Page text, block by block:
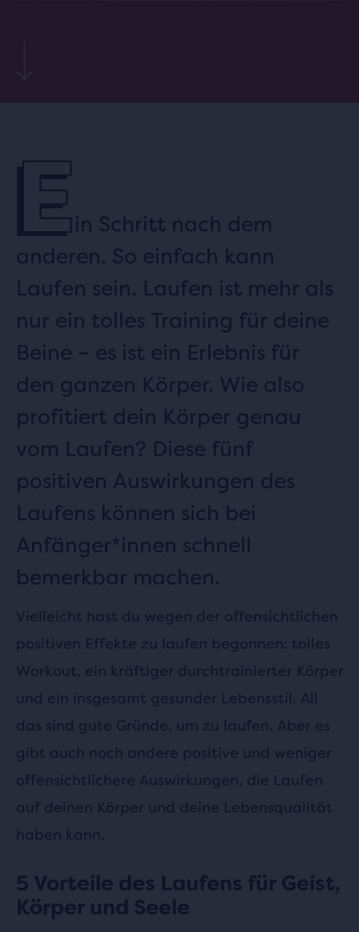
Ein Schritt nach dem
anderen. So einfach kann
Laufen sein. Laufen ist mehr als
nur ein tolles Training für deine
Beine – es ist ein Erlebnis für
den ganzen Körper. Wie also
profitiert dein Körper genau
vom Laufen? Diese fünf
positiven Auswirkungen des
Laufens können sich bei
Anfänger*innen schnell
bemerkbar machen.
Vielleicht hast du wegen der offensichtlichen
positiven Effekte zu laufen begonnen: tolles
Workout, ein kräftiger durchtrainierter Körper
und ein insgesamt gesunder Lebensstil. All
das sind gute Gründe, um zu laufen. Aber es
gibt auch noch andere positive und weniger
offensichtlichere Auswirkungen, die Laufen
auf deinen Körper und deine Lebensqualität
haben kann.
5 Vorteile des Laufens für Geist,
Körper und Seele